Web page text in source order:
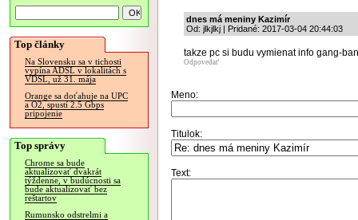
Top články
Na Slovensku sa v tichosti
vypína ADSL v lokalitách s
VDSL, už 31. mája
Orange sa doťahuje na UPC
a O2, spustí 2.5 Gbps
pripojenie
Top správy
Chrome sa bude
aktualizovať dvakrát
týždenne, v budúcnosti sa
bude aktualizovať bez
reštartov
Rumunsko odstrelmi a
dnes má meniny Kazimír
Od: jlkjlkj | Pridané: 2017-03-04 20:44:03
takze pc si budu vymienat info gang-
Odpovedať
Meno:
Titulok:
Text: